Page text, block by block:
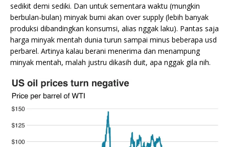
sedikit demi sediki. Dan untuk sementara waktu (mungkin
berbulan-bulan) minyak bumi akan over supply (lebih banyak
produksi dibandingkan konsumsi, alias nggak laku). Pantas saja
harga minyak mentah dunia turun sampai minus beberapa usd
perbarel. Artinya kalau berani menerima dan menampung
minyak mentah, malah justru dikasih duit, apa nggak gila nih.